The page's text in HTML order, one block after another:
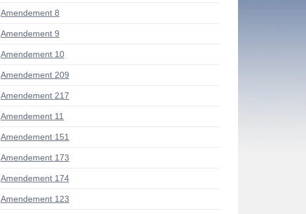
Amendement 8
Amendement 9
Amendement 10
Amendement 209
Amendement 217
Amendement 11
Amendement 151
Amendement 173
Amendement 174
Amendement 123